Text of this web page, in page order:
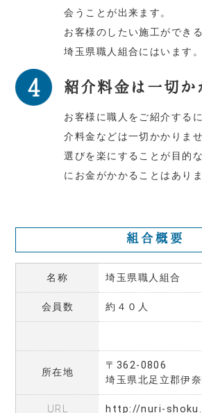
会うことが出来ます。
お客様のしたい施工ができ
埼玉県職人組合にはいます。
紹介料金は一切か
お客様に職人をご紹介する
介料金などは一切かかりま
選びを楽にすることが目的
にお金がかかることはありま
組合概要
名称 埼玉県職人組合
会員数 約４０人
所在地
〒362-0806
埼玉県北足立郡伊
URL http://nuri-